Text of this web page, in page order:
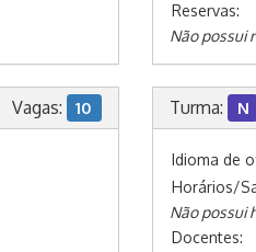
Reservas:
Não possui
Vagas: 10 Turma: N
Idioma de
Horários/
Não possui
Docentes: